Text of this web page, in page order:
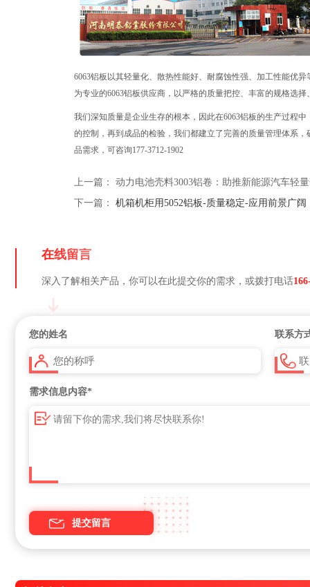
6063铝板以其轻量化、散热性能好、耐腐蚀性强、加工性能优
为专业的6063铝板供应商，以严格的质量把控、丰富的规格选
我们深知质量是企业生存的根本，因此在6063铝板的生产过程
的控制，再到成品的检验，我们都建立了完善的质量管理体系
品需求，可咨询177-3712-1902
上一篇：
动力电池壳料3003铝卷：助推新能源汽车轻
下一篇：
机箱机柜用5052铝板-质量稳定-应用前景广阔
在线留言
深入了解相关产品，你可以在此提交你的需求，或拨打电话
您的姓名 联系方
需求信息内容*